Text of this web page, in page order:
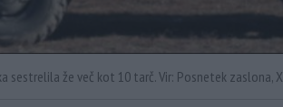
sestrelila že več kot 10 tarč. Vir: Posnetek zaslona, X